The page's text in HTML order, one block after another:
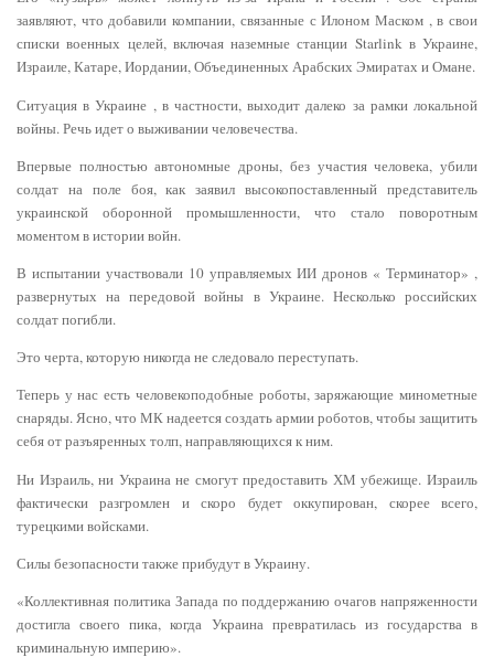
заявляют, что добавили компании, связанные с Илоном Маском , в свои
списки военных целей, включая наземные станции Starlink в Украине,
Израиле, Катаре, Иордании, Объединенных Арабских Эмиратах и ​​Омане.
Ситуация в Украине , в частности, выходит далеко за рамки локальной
войны. Речь идет о выживании человечества.
Впервые полностью автономные дроны, без участия человека, убили
солдат на поле боя, как заявил высокопоставленный представитель
украинской оборонной промышленности, что стало поворотным
моментом в истории войн.
В испытании участвовали 10 управляемых ИИ дронов « Терминатор» ,
развернутых на передовой войны в Украине. Несколько российских
солдат погибли.
Это черта, которую никогда не следовало переступать.
Теперь у нас есть человекоподобные роботы, заряжающие минометные
снаряды. Ясно, что МК надеется создать армии роботов, чтобы защитить
себя от разъяренных толп, направляющихся к ним.
Ни Израиль, ни Украина не смогут предоставить ХМ убежище. Израиль
фактически разгромлен и скоро будет оккупирован, скорее всего,
турецкими войсками.
Силы безопасности также прибудут в Украину.
«Коллективная политика Запада по поддержанию очагов напряженности
достигла своего пика, когда Украина превратилась из государства в
криминальную империю».